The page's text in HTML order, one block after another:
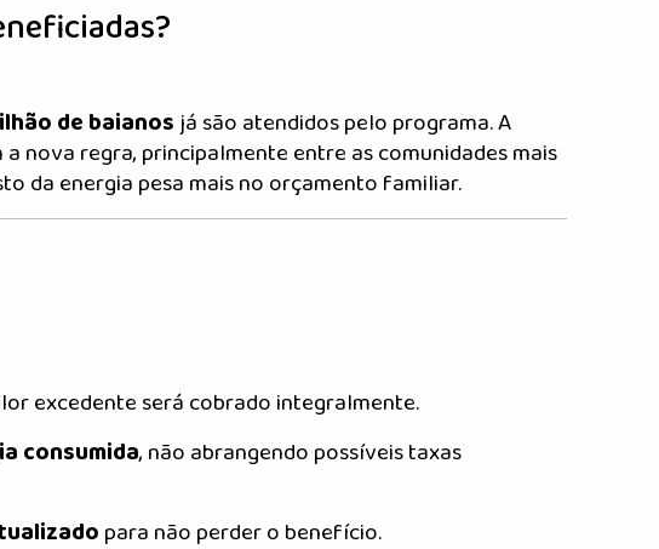
de baianosjá são atendidos pelo programa. A
nova regra, principalmente entre as comunidades mais
da energia pesa mais no orçamento familiar.
excedente será cobrado integralmente.
consumida, não abrangendo possíveis taxas
para não perder o benefício.